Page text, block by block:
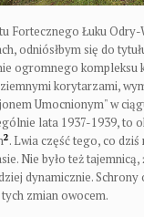
Fortecznego Łuku Odry-
odniósłbym się do
ogromnego kompleksu
korytarzami,
Umocnionym" w
lata 1937-1939, to
2. Lwia część tego, co
Nie było też
dynamicznie.
zmian owocem.